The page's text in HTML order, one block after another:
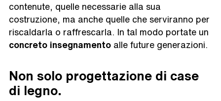
contenute, quelle necessarie alla sua
costruzione, ma anche quelle che serviranno per
riscaldarla o raffrescarla. In tal modo portate un
concreto insegnamento alle future generazioni.
Non solo progettazione di case
di legno.